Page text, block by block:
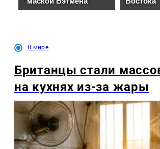
В мире
Британцы стали
на кухнях из-за жары